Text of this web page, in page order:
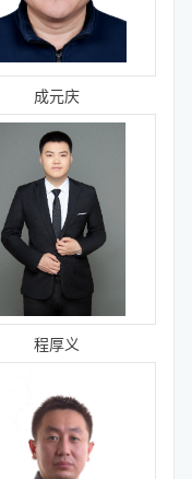
成元庆
程厚义